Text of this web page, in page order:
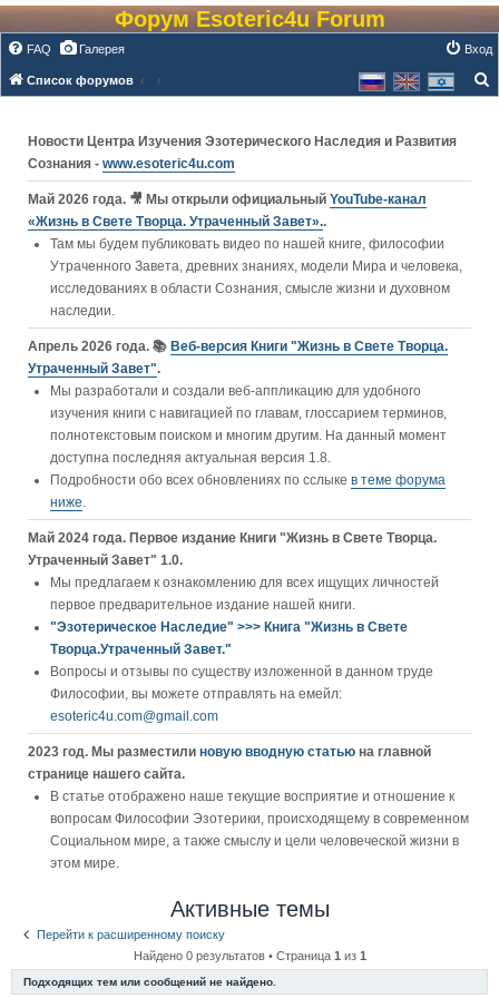
Форум Esoteric4u Forum
FAQ Галерея Вход
Список форумов
Новости Центра Изучения Эзотерического Наследия и Развития
Сознания - www.esoteric4u.com
Май 2026 года. 🎥 Мы открыли официальный YouTube‑канал
«Жизнь в Свете Творца. Утраченный Завет»..
Там мы будем публиковать видео по нашей книге, философии
Утраченного Завета, древних знаниях, модели Мира и человека,
исследованиях в области Сознания, смысле жизни и духовном
наследии.
Апрель 2026 года. 📚 Веб-версия Книги "Жизнь в Свете Творца.
Утраченный Завет".
Мы разработали и создали веб-аппликацию для удобного
изучения книги c навигацией по главам, глоссарием терминов,
полнотекстовым поиском и многим другим. На данный момент
доступна последняя актуальная версия 1.8.
Подробности обо всех обновлениях по сслыке в теме форума
ниже.
Май 2024 года. Первое издание Книги "Жизнь в Свете Творца.
Утраченный Завет" 1.0.
Мы предлагаем к ознакомлению для всех ищущих личностей
первое предварительное издание нашей книги.
"Эзотерическое Наследие" >>> Книга "Жизнь в Свете
Творца.Утраченный Завет."
Вопросы и отзывы по существу изложенной в данном труде
Философии, вы можете отправлять на емейл:
esoteric4u.com@gmail.com
2023 год. Мы разместили новую вводную статью на главной
странице нашего сайта.
В статье отображено наше текущие восприятие и отношение к
вопросам Философии Эзотерики, происходящему в современном
Социальном мире, а также смыслу и цели человеческой жизни в
этом мире.
Активные темы
Перейти к расширенному поиску
Найдено 0 результатов • Страница 1 из 1
Подходящих тем или сообщений не найдено.